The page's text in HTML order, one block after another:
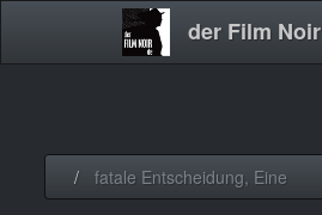
der Film Noir
Main
fatale Entscheidung, Eine